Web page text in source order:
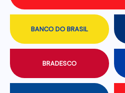
BANCO DO BRASIL
BRADESCO